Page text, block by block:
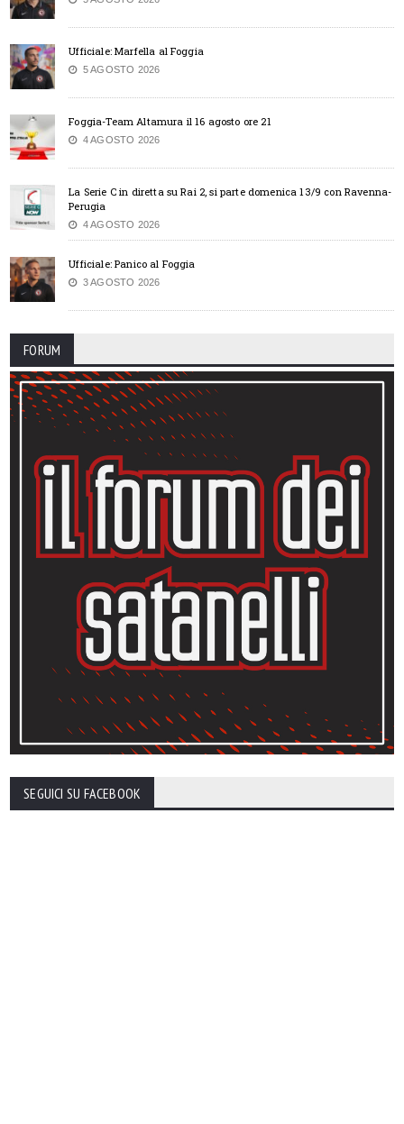
Ufficiale: Marfella al Foggia
5 AGOSTO 2026
Foggia-Team Altamura il 16 agosto ore 21
4 AGOSTO 2026
La Serie C in diretta su Rai 2, si parte domenica 13/9 con Ravenna-
Perugia
4 AGOSTO 2026
Ufficiale: Panico al Foggia
3 AGOSTO 2026
FORUM
SEGUICI SU FACEBOOK